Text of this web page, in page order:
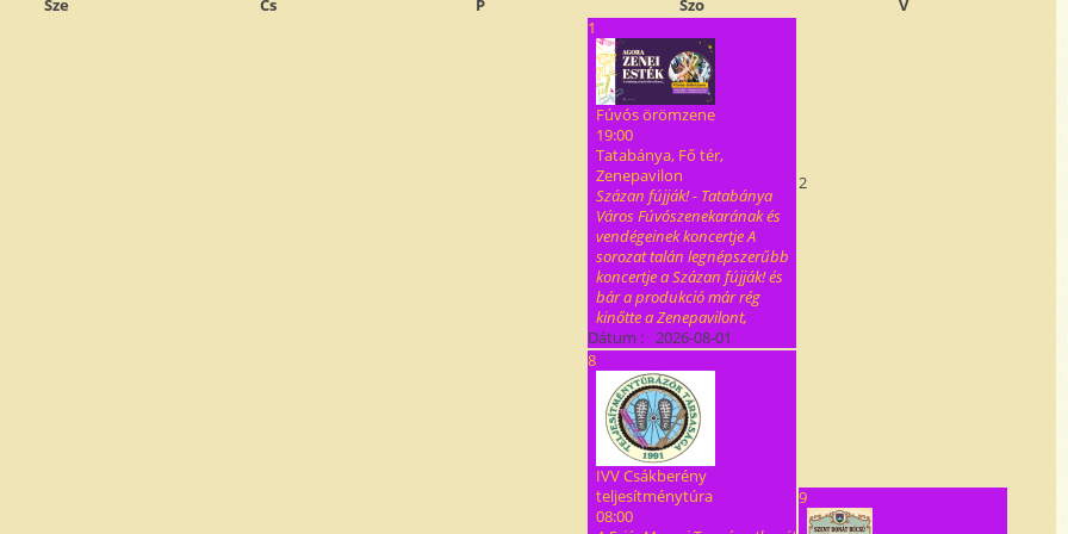
Sze Cs P Szo
V
1
Fúvós örömzene
19:00
Tatabánya, Fő tér,
Zenepavilon
Százan fújják! - Tatabánya
Város Fúvószenekarának és
vendégeinek koncertje A
sorozat talán legnépszerűbb
koncertje a Százan fújják! és
bár a produkció már rég
kinőtte a Zenepavilont,
Dátum : 2026-08-01
2
8
IVV Csákberény
teljesítménytúra
08:00
9